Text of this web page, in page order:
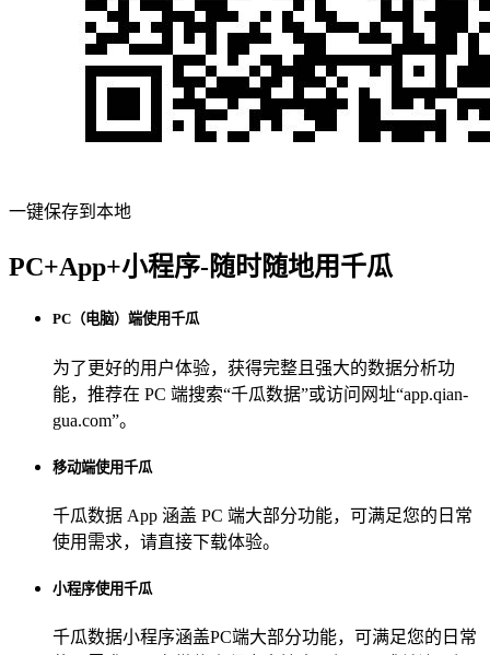
一键保存到本地
PC+App+小程序-随时随地用千瓜
PC（电脑）端使用千瓜
为了更好的用户体验，获得完整且强大的数据分析功
能，推荐在 PC 端搜索“千瓜数据”或访问网址“app.qian-
gua.com”。
移动端使用千瓜
千瓜数据 App 涵盖 PC 端大部分功能，可满足您的日常
使用需求，请直接下载体验。
小程序使用千瓜
千瓜数据小程序涵盖PC端大部分功能，可满足您的日常